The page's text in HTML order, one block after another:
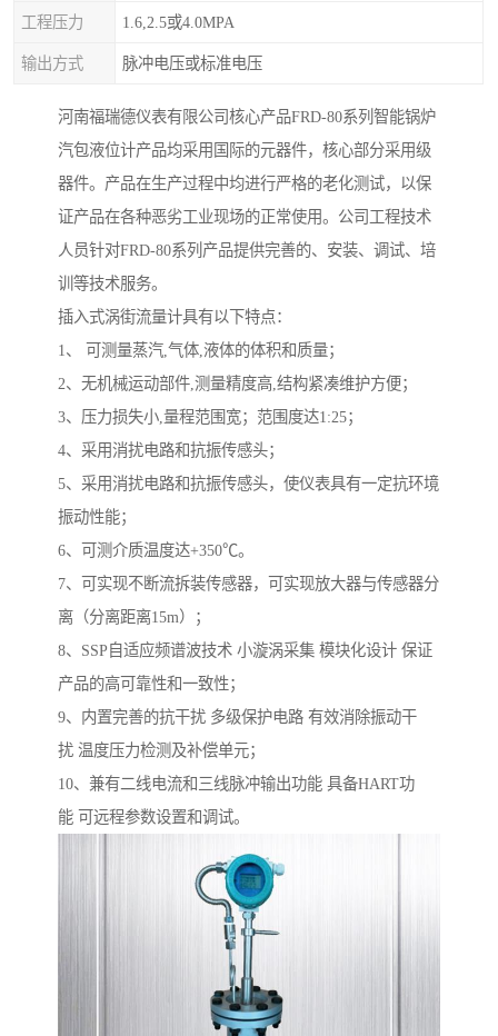
工程压力 1.6,2.5或4.0MPA
输出方式 脉冲电压或标准电压
河南福瑞德仪表有限公司核心产品FRD-80系列智能锅炉
汽包液位计产品均采用国际的元器件，核心部分采用级
器件。产品在生产过程中均进行严格的老化测试，以保
证产品在各种恶劣工业现场的正常使用。公司工程技术
人员针对FRD-80系列产品提供完善的、安装、调试、培
训等技术服务。
插入式涡街流量计具有以下特点：
1、 可测量蒸汽,气体,液体的体积和质量；
2、无机械运动部件,测量精度高,结构紧凑维护方便；
3、压力损失小,量程范围宽；范围度达1:25；
4、采用消扰电路和抗振传感头；
5、采用消扰电路和抗振传感头，使仪表具有一定抗环境
振动性能；
6、可测介质温度达+350℃。
7、可实现不断流拆装传感器，可实现放大器与传感器分
离（分离距离15m）；
8、SSP自适应频谱波技术 小漩涡采集 模块化设计 保证
产品的高可靠性和一致性；
9、内置完善的抗干扰 多级保护电路 有效消除振动干
扰 温度压力检测及补偿单元；
10、兼有二线电流和三线脉冲输出功能 具备HART功
能 可远程参数设置和调试。